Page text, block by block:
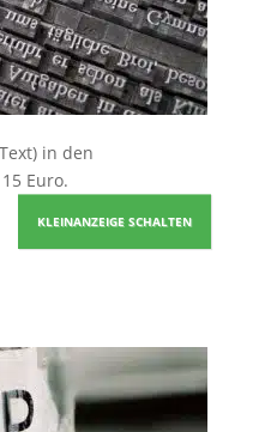
in den
Euro.
KLEINANZEIGE SCHALTEN